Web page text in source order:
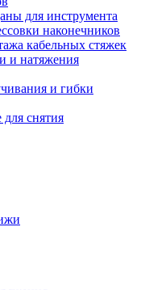
для инструмента
наконечников
кабельных стяжек
и натяжения
и гибки
снятия